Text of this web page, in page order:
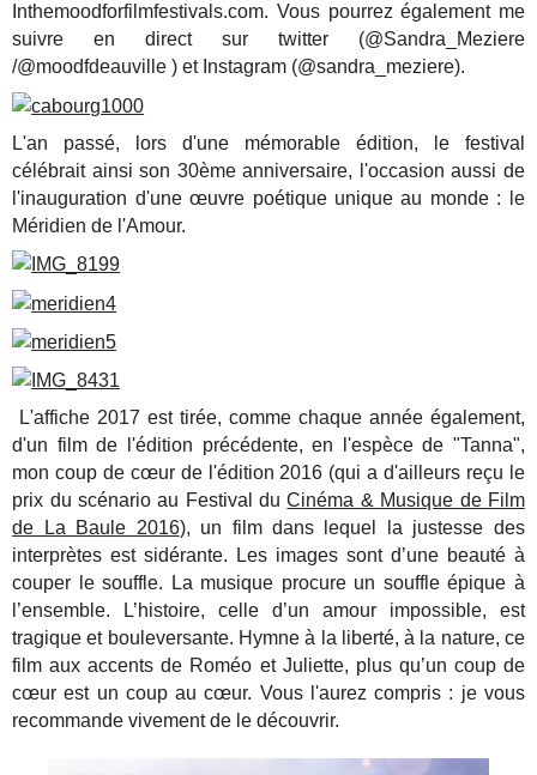
Inthemoodforfilmfestivals.com. Vous pourrez également me
suivre en direct sur twitter (@Sandra_Meziere
/@moodfdeauville ) et Instagram (@sandra_meziere).
L'an passé, lors d'une mémorable édition, le festival
célébrait ainsi son 30ème anniversaire, l'occasion aussi de
l'inauguration d'une œuvre poétique unique au monde : le
Méridien de l'Amour.
L'affiche 2017 est tirée, comme chaque année également,
d'un film de l'édition précédente, en l'espèce de "Tanna",
mon coup de cœur de l'édition 2016 (qui a d'ailleurs reçu le
prix du scénario au Festival duCinéma & Musique de Film
de La Baule 2016), un film dans lequel la justesse des
interprètes est sidérante. Les images sont d’une beauté à
couper le souffle. La musique procure un souffle épique à
l’ensemble. L’histoire, celle d’un amour impossible, est
tragique et bouleversante. Hymne à la liberté, à la nature, ce
film aux accents de Roméo et Juliette, plus qu’un coup de
cœur est un coup au cœur. Vous l'aurez compris : je vous
recommande vivement de le découvrir.